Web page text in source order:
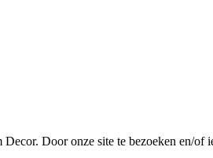
Door onze site te bezoeken en/